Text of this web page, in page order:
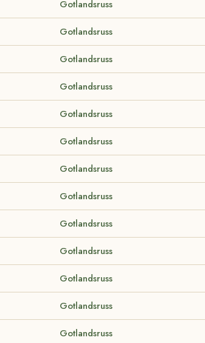
Gotlandsruss
Gotlandsruss
Gotlandsruss
Gotlandsruss
Gotlandsruss
Gotlandsruss
Gotlandsruss
Gotlandsruss
Gotlandsruss
Gotlandsruss
Gotlandsruss
Gotlandsruss
Gotlandsruss